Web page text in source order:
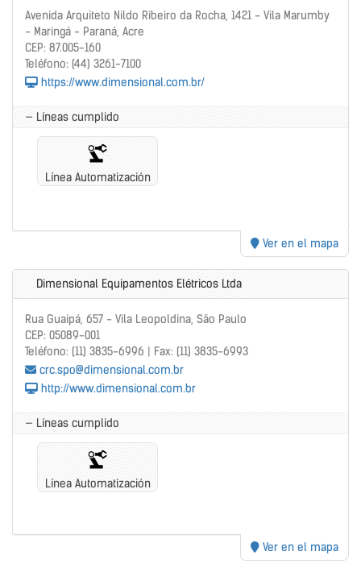
Avenida Arquiteto Nildo Ribeiro da Rocha, 1421 - Vila Marumby
- Maringá - Paraná, Acre
CEP: 87.005-160
Teléfono: (44) 3261-7100
https://www.dimensional.com.br/
— Líneas cumplido
Línea Automatización
Ver en el mapa
Dimensional Equipamentos Elétricos Ltda
Rua Guaipá, 657 - Vila Leopoldina, São Paulo
CEP: 05089-001
Teléfono: (11) 3835-6996 | Fax: (11) 3835-6993
crc.spo@dimensional.com.br
http://www.dimensional.com.br
— Líneas cumplido
Línea Automatización
Ver en el mapa